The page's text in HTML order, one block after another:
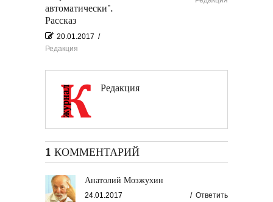
автоматически".
Рассказ
20.01.2017 /
Редакция
Редакция
1 КОММЕНТАРИЙ
Анатолий Мозжухин
24.01.2017 / Ответить